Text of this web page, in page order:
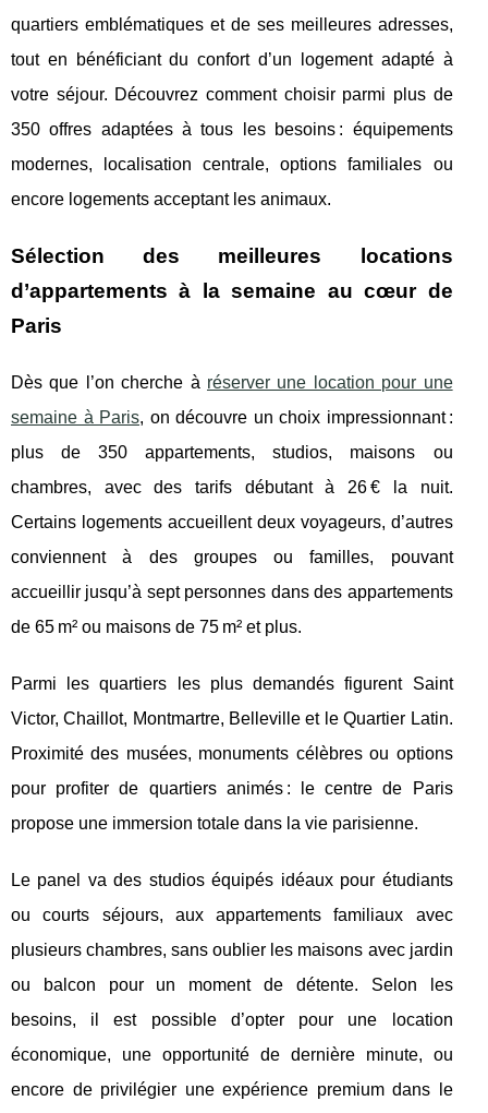
quartiers emblématiques et de ses meilleures adresses,
tout en bénéficiant du confort d’un logement adapté à
votre séjour. Découvrez comment choisir parmi plus de
350 offres adaptées à tous les besoins : équipements
modernes, localisation centrale, options familiales ou
encore logements acceptant les animaux.
Sélection des meilleures locations
d’appartements à la semaine au cœur de
Paris
Dès que l’on cherche à réserver une location pour une
semaine à Paris, on découvre un choix impressionnant :
plus de 350 appartements, studios, maisons ou
chambres, avec des tarifs débutant à 26 € la nuit.
Certains logements accueillent deux voyageurs, d’autres
conviennent à des groupes ou familles, pouvant
accueillir jusqu’à sept personnes dans des appartements
de 65 m² ou maisons de 75 m² et plus.
Parmi les quartiers les plus demandés figurent Saint
Victor, Chaillot, Montmartre, Belleville et le Quartier Latin.
Proximité des musées, monuments célèbres ou options
pour profiter de quartiers animés : le centre de Paris
propose une immersion totale dans la vie parisienne.
Le panel va des studios équipés idéaux pour étudiants
ou courts séjours, aux appartements familiaux avec
plusieurs chambres, sans oublier les maisons avec jardin
ou balcon pour un moment de détente. Selon les
besoins, il est possible d’opter pour une location
économique, une opportunité de dernière minute, ou
encore de privilégier une expérience premium dans le